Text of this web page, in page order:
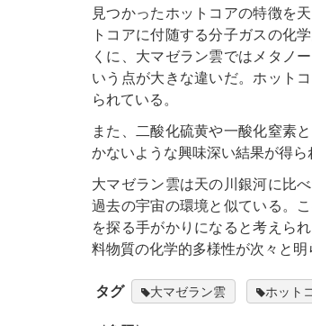
見つかったホットコアの特徴を
トコアに付随する分子ガスの化
くに、大マゼラン雲ではメタノ
いう点が大きな違いだ。ホット
られている。
また、二酸化硫黄や一酸化窒素
かないような興味深い結果が得ら
大マゼラン雲は天の川銀河に比
過去の宇宙の環境と似ている。
を探る手がかりになると考えら
料物質の化学的多様性が次々と明
タグ 大マゼラン雲 ホット